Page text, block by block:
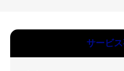
サービス